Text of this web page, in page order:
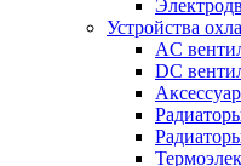
Устройства
AC
DC